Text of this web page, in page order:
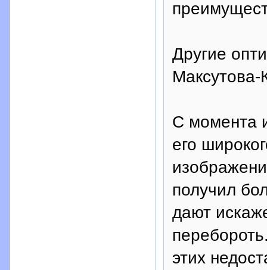
Другие
С момента
его
получил
дают
этих